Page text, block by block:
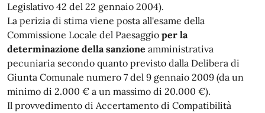
Legislativo 42 del 22 gennaio 2004).
La perizia di stima viene posta all'esame della
Commissione Locale del Paesaggio per la
determinazione della sanzione amministrativa
pecuniaria secondo quanto previsto dalla Delibera di
Giunta Comunale numero 7 del 9 gennaio 2009 (da un
minimo di 2.000 € a un massimo di 20.000 €).
Il provvedimento di Accertamento di Compatibilità